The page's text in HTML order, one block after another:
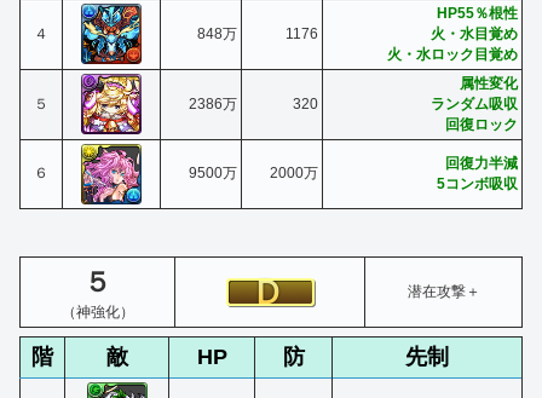
４ 848万 1176
HP55％根性
火・水目覚め
火・水ロック目覚め
５ 2386万 320
属性変化
ランダム吸収
回復ロック
６ 9500万 2000万
回復力半減
5コンボ吸収
５
（神強化）
潜在攻撃＋
階 敵 HP 防 先制